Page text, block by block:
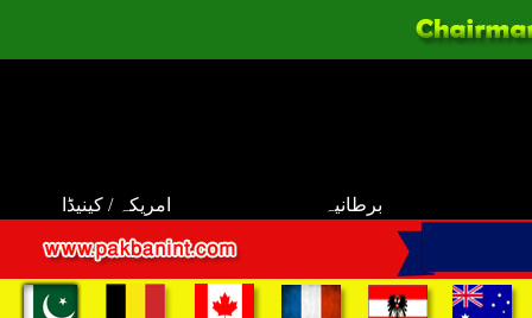
امریکہ / کینیڈا برطانیہ